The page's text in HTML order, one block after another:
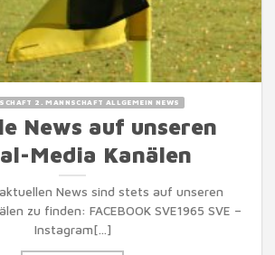
2. MANNSCHAFT ALLGEMEIN NEWS
News auf unseren
Media Kanälen
News sind stets auf unseren
zu finden: FACEBOOK SVE1965 SVE –
Instagram[...]